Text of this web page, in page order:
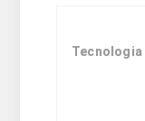
Tecnologia